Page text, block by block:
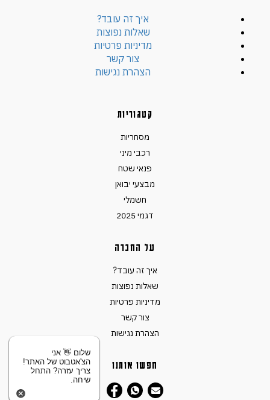
איך זה עובד?
שאלות נפוצות
מדיניות פרטיות
צור קשר
הצהרת נגישות
קטגוריות
מסחריות
רכבי מיני
פנאי שטח
מבצעי יבואן
חשמלי
דגמי 2025
על החברה
איך זה עובד?
שאלות נפוצות
מדיניות פרטיות
צור קשר
הצהרת נגישות
חפשו אותנו
שלום 👋 אני
הצ'אטבוט של האתר!
צריך עזרה? התחל
שיחה.